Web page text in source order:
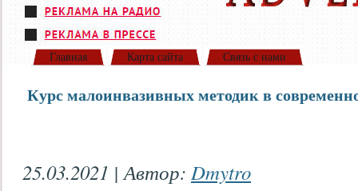
Главная Карта сайта Связь с нами
Курс малоинвазивных методик в
25.03.2021 | Автор: Dmytro